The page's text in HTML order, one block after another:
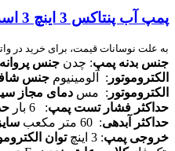
پمپ آب پنتاکس 3 اینچ 3 اسب CS300/3=(IR)
به علت نوسانات قیمت، برای خرید در
جنس بدنه پمپ: چدن جنس
الکتروموتور : آلومینیوم جنس
الکتروموتور : مس دمای مجاز
حداکثر فشار تست پمپ: 6 بار
حداکثر آبدهی: 60 متر مکعب
خروجی پمپ: 3 اینچ توان